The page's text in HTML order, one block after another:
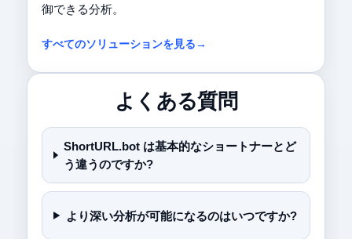
御できる分析。
すべてのソリューションを見る→
よくある質問
ShortURL.bot は基本的なショートナーとど
う違うのですか?
より深い分析が可能になるのはいつですか?